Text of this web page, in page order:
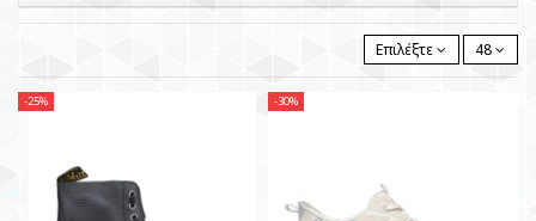
Επιλέξτε 48
-25% -30%